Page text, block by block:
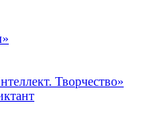
Творчество»